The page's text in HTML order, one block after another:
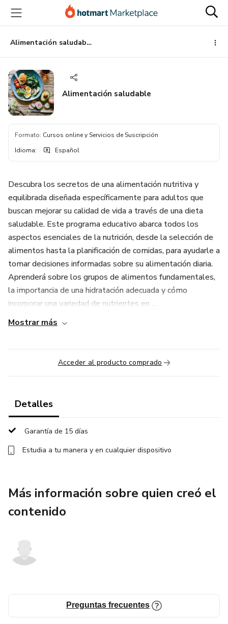
principal
página
de
página
Alimentación saludable
Alimentación saludable
Formato: Cursos online y Servicios de Suscripción
Idioma: Español
Descubra los secretos de una alimentación nutritiva y
equilibrada diseñada específicamente para adultos que
buscan mejorar su calidad de vida a través de una dieta
saludable. Este programa educativo abarca todos los
aspectos esenciales de la nutrición, desde la selección de
alimentos hasta la planificación de comidas, para ayudarle a
tomar decisiones informadas sobre su alimentación diaria.
Aprenderá sobre los grupos de alimentos fundamentales,
la importancia de una hidratación adecuada y cómo
incorporar una variedad de nutrientes en ...
Mostrar más
Acceder al producto comprado
Detalles
Garantía de 15 días
Estudia a tu manera y en cualquier dispositivo
Más información sobre quien creó el
contenido
Preguntas frecuentes